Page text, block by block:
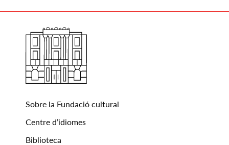
Sobre la Fundació cultural
Centre d’idiomes
Biblioteca